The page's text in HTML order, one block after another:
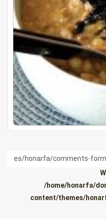
/home/honarfa/
content/themes/